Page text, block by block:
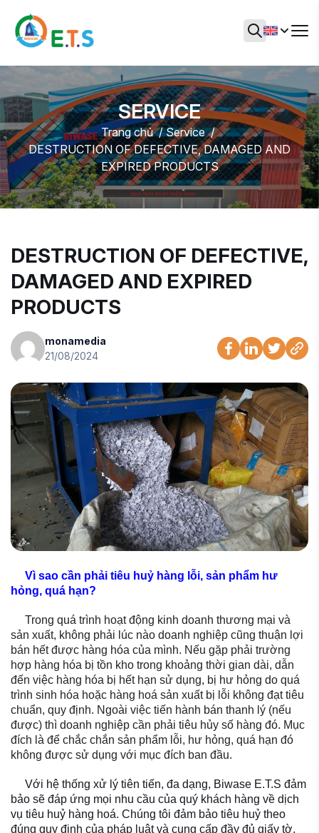
SERVICE
Trang chủ
Service
DESTRUCTION OF DEFECTIVE, DAMAGED AND
EXPIRED PRODUCTS
DESTRUCTION OF DEFECTIVE,
DAMAGED AND EXPIRED
PRODUCTS
monamedia
21/08/2024
Vì sao cần phải tiêu huỷ hàng lỗi, sản phẩm hư
hỏng, quá hạn?
Trong quá trình hoạt động kinh doanh thương mại và
sản xuất, không phải lúc nào doanh nghiệp cũng thuận lợi
bán hết được hàng hóa của mình. Nếu gặp phải trường
hợp hàng hóa bị tồn kho trong khoảng thời gian dài, dẫn
đến việc hàng hóa bị hết hạn sử dụng, bị hư hỏng do quá
trình sinh hóa hoặc hàng hoá sản xuất bị lỗi không đạt tiêu
chuẩn, quy định. Ngoài việc tiến hành bán thanh lý (nếu
được) thì doanh nghiệp cần phải tiêu hủy số hàng đó. Mục
đích là để chắc chắn sản phẩm lỗi, hư hỏng, quá hạn đó
không được sử dụng với mục đích ban đầu.
Với hệ thống xử lý tiên tiến, đa dạng, Biwase E.T.S đảm
bảo sẽ đáp ứng mọi nhu cầu của quý khách hàng về dịch
vụ tiêu huỷ hàng hoá. Chúng tôi đảm bảo tiêu huỷ theo
đúng quy định của pháp luật và cung cấp đầy đủ giấy tờ,